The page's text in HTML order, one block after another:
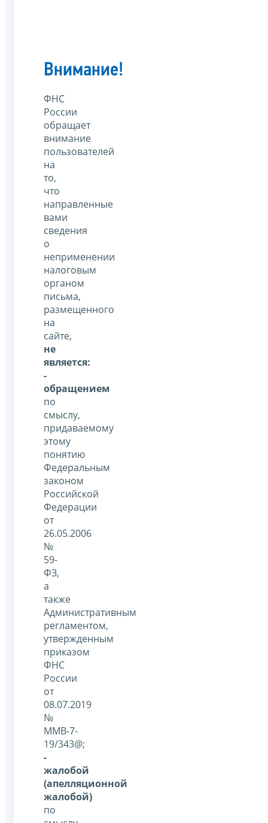
Внимание!
ФНС
России
обращает
внимание
пользователей
на
то,
что
направленные
вами
сведения
о
неприменении
налоговым
органом
письма,
размещенного
на
сайте,
не
является:
-
обращением
по
смыслу,
придаваемому
этому
понятию
Федеральным
законом
Российской
Федерации
от
26.05.2006
№
59-
ФЗ,
а
также
Административным
регламентом,
утвержденным
приказом
ФНС
России
от
08.07.2019
№
ММВ-7-
19/343@;
-
жалобой
(апелляционной
жалобой)
по